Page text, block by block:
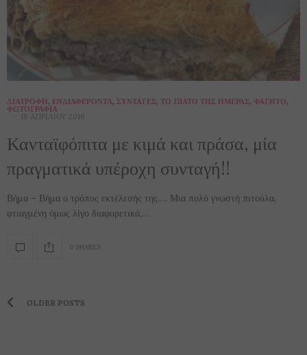
ΔΙΑΤΡΟΦΉ, ΕΝΔΙΑΦΈΡΟΝΤΑ, ΣΥΝΤΑΓΈΣ, ΤΟ ΠΙΆΤΟ ΤΗΣ ΗΜΈΡΑΣ, ΦΑΓΗΤΌ,
ΦΩΤΟΓΡΑΦΊΑ
18 ΑΠΡΙΛΊΟΥ 2016
Κανταϊφόπιτα με κιμά και πράσα, μία
πραγματικά υπέροχη συνταγή!!
Βήμα – Βήμα ο τρόπος εκτέλεσής της…. Μια πολύ γνωστή πιτούλα,
φτιαγμένη όμως λίγο διαφορετικά,…
0 SHARES
OLDER POSTS